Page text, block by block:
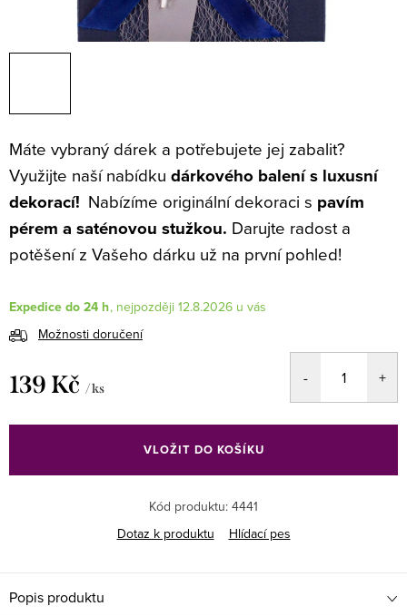
Máte vybraný dárek a potřebujete jej zabalit?
Využijte naší nabídku dárkového balení s luxusní
dekorací! Nabízíme originální dekoraci s pavím
pérem a saténovou stužkou. Darujte radost a
potěšení z Vašeho dárku už na první pohled!
Expedice do 24 h
12.8.2026
Možnosti doručení
139 Kč / ks
cena:
VLOŽIT DO KOŠÍKU
Kód produktu: 4441
Dotaz k produktu
Hlídací pes
Popis produktu